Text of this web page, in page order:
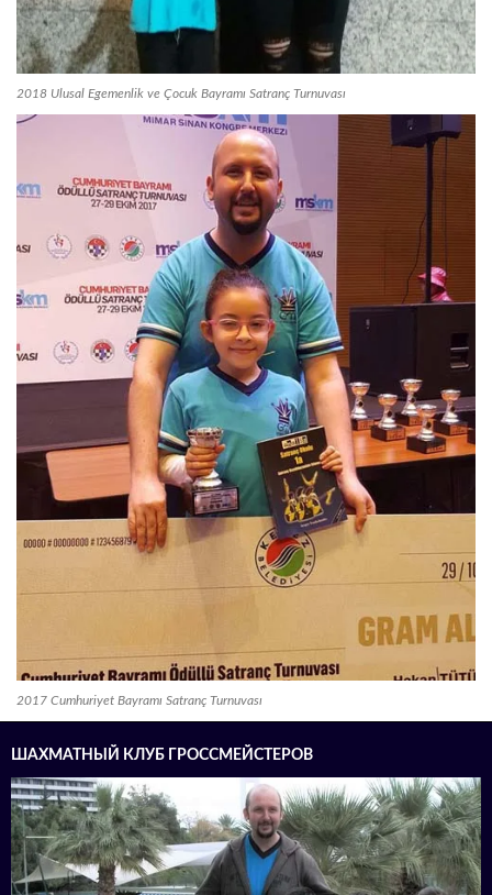
2018 Ulusal Egemenlik ve Çocuk Bayramı Satranç Turnuvası
2017 Cumhuriyet Bayramı Satranç Turnuvası
ШАХМАТНЫЙ КЛУБ ГРОССМЕЙСТЕРОВ